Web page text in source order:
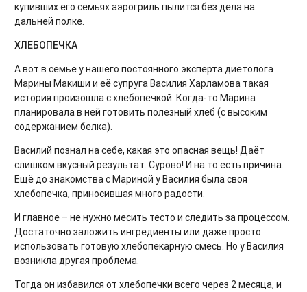
купивших его семьях аэрогриль пылится без дела на
дальней полке.
ХЛЕБОПЕЧКА
А вот в семье у нашего постоянного эксперта диетолога
Марины Макиши и её супруга Василия Харламова такая
история произошла с хлебопечкой. Когда-то Марина
планировала в ней готовить полезный хлеб (с высоким
содержанием белка).
Василий познал на себе, какая это опасная вещь! Даёт
слишком вкусный результат. Сурово! И на то есть причина.
Ещё до знакомства с Мариной у Василия была своя
хлебопечка, приносившая много радости.
И главное – не нужно месить тесто и следить за процессом.
Достаточно заложить ингредиенты или даже просто
использовать готовую хлебопекарную смесь. Но у Василия
возникла другая проблема.
Тогда он избавился от хлебопечки всего через 2 месяца, и